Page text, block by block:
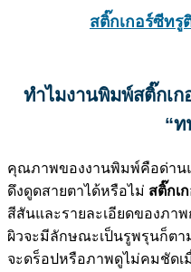
สติ๊กเกอร์ซีทรู
ทำไมงานพิมพ์สติ๊กเ
“ท
คุณภาพของงานพิมพ์คือด่า
ดึงดูดสายตาได้หรือไม่ สติ๊กเ
สีสันและรายละเอียดของภา
ผิวจะมีลักษณะเป็นรูพรุนก็ต
จะดร็อปหรือภาพดูไม่คมชัดเ